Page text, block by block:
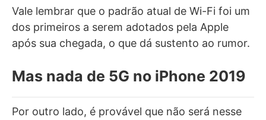
Vale lembrar que o padrão atual de Wi-Fi foi um
dos primeiros a serem adotados pela Apple
após sua chegada, o que dá sustento ao rumor.
Mas nada de 5G no iPhone 2019
Por outro lado, é provável que não será nesse